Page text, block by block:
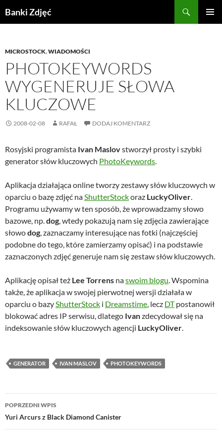
doBanki Zdjęć
MICROSTOCK,WIADOMOŚCI
PHOTOKEYWORDS
WYGENERUJE SŁOWA
KLUCZOWE
2008-02-08 RAFAŁ DODAJ KOMENTARZ
Rosyjski programista Ivan Maslovstworzył prosty i szybki
generator słów kluczowych PhotoKeywords.
Aplikacja działająca online tworzy zestawy słów kluczowych w
oparciu o bazę zdjęć naShutterStockoraz LuckyOliver.
Programu używamy w ten sposób, że wprowadzamy słowo
bazowe, np.dog, wtedy pokazują nam się zdjęcia zawierające
słowodog, zaznaczamy interesujące nas fotki (najczęściej
podobne do tego, które zamierzamy opisać) i na podstawie
zaznaczonych zdjęć generuje nam się zestaw słów kluczowych.
Aplikację opisał też Lee Torrens naswoim blogu. Wspomina
także, że aplikacja w swojej pierwotnej wersji działała w
oparciu o bazyShutterStock i Dreamstime, lecz DTpostanowił
blokować adres IP serwisu, dlatego Ivanzdecydował się na
indeksowanie słów kluczowych agencji LuckyOliver.
GENERATOR IVAN MASLOV PHOTOKEYWORDS
Nawigacja
wpisu
POPRZEDNI WPIS
Yuri Arcurs z Black Diamond Canister